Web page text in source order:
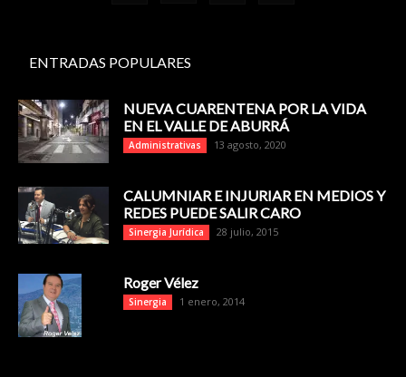
ENTRADAS POPULARES
NUEVA CUARENTENA POR LA VIDA
EN EL VALLE DE ABURRÁ
Administrativas 13 agosto, 2020
CALUMNIAR E INJURIAR EN MEDIOS Y
REDES PUEDE SALIR CARO
Sinergia Jurídica 28 julio, 2015
Roger Vélez
Sinergia 1 enero, 2014